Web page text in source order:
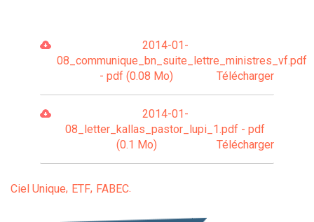
2014-01-
08_communique_bn_suite_lettre_ministres_vf.pdf
- pdf (0.08 Mo)
Télécharger
2014-01-
08_letter_kallas_pastor_lupi_1.pdf - pdf
(0.1 Mo)
Télécharger
Ciel Unique ETF FABEC